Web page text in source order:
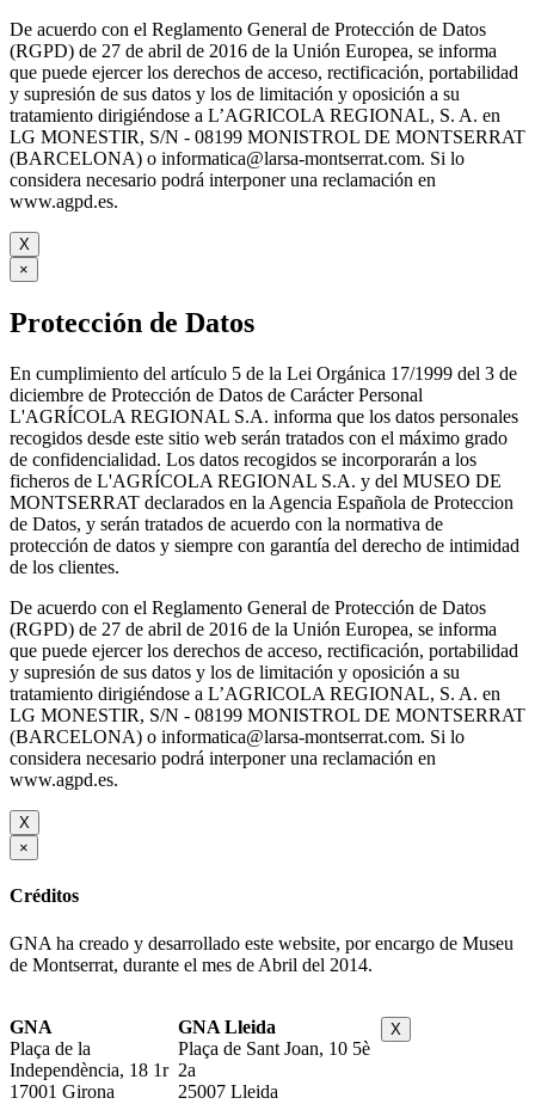
De acuerdo con el Reglamento General de Protección de Datos
(RGPD) de 27 de abril de 2016 de la Unión Europea, se informa
que puede ejercer los derechos de acceso, rectificación, portabilidad
y supresión de sus datos y los de limitación y oposición a su
tratamiento dirigiéndose a L’AGRICOLA REGIONAL, S. A. en
LG MONESTIR, S/N - 08199 MONISTROL DE MONTSERRAT
(BARCELONA) o informatica@larsa-montserrat.com. Si lo
considera necesario podrá interponer una reclamación en
www.agpd.es.
X
×
Protección de Datos
En cumplimiento del artículo 5 de la Lei Orgánica 17/1999 del 3 de
diciembre de Protección de Datos de Carácter Personal
L'AGRÍCOLA REGIONAL S.A. informa que los datos personales
recogidos desde este sitio web serán tratados con el máximo grado
de confidencialidad. Los datos recogidos se incorporarán a los
ficheros de L'AGRÍCOLA REGIONAL S.A. y del MUSEO DE
MONTSERRAT declarados en la Agencia Española de Proteccion
de Datos, y serán tratados de acuerdo con la normativa de
protección de datos y siempre con garantía del derecho de intimidad
de los clientes.
De acuerdo con el Reglamento General de Protección de Datos
(RGPD) de 27 de abril de 2016 de la Unión Europea, se informa
que puede ejercer los derechos de acceso, rectificación, portabilidad
y supresión de sus datos y los de limitación y oposición a su
tratamiento dirigiéndose a L’AGRICOLA REGIONAL, S. A. en
LG MONESTIR, S/N - 08199 MONISTROL DE MONTSERRAT
(BARCELONA) o informatica@larsa-montserrat.com. Si lo
considera necesario podrá interponer una reclamación en
www.agpd.es.
X
×
Créditos
GNA ha creado y desarrollado este website, por encargo de Museu
de Montserrat, durante el mes de Abril del 2014.
GNA
Plaça de la
Independència, 18 1r
17001 Girona
GNA Lleida
Plaça de Sant Joan, 10 5è
2a
25007 Lleida
X